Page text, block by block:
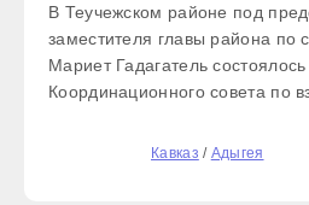
В Теучежском районе под
заместителя главы района по
Мариет Гадагатель
Координационного совета по
было обсуждено планирование
Кавказ / Адыгея